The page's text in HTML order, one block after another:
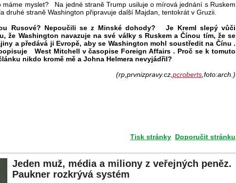
máme myslet? Na jedné straně Trump usiluje o mírová jednání s Ruskem
druhé straně Washington připravuje další Majdan, tentokrát v Gruzii.
Rusové? Nepoučili se z Minské dohody? Je Kreml slepý vůči
že Washington navazuje na své války s Ruskem a Čínou tím, že se
a předává ji Evropě, aby se Washington mohl soustředit na Čínu .
West Mitchell v časopise Foreign Affairs . Proč se k tomuto
nikdo kromě mě a Johna Helmera nevyjádřil?
(rp,prvnizpravy.cz, pcroberts ,foto:arch.)
Tisk stránky Doporučit stránku
Jeden muž, média a miliony z veřejných peněz.
Paukner rozkrývá systém